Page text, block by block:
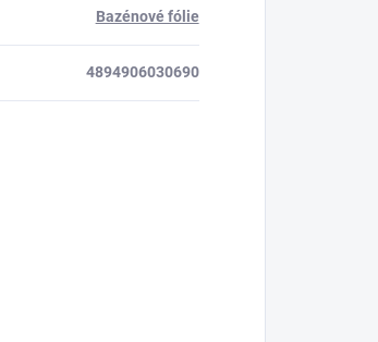
Bazénové fólie
4894906030690